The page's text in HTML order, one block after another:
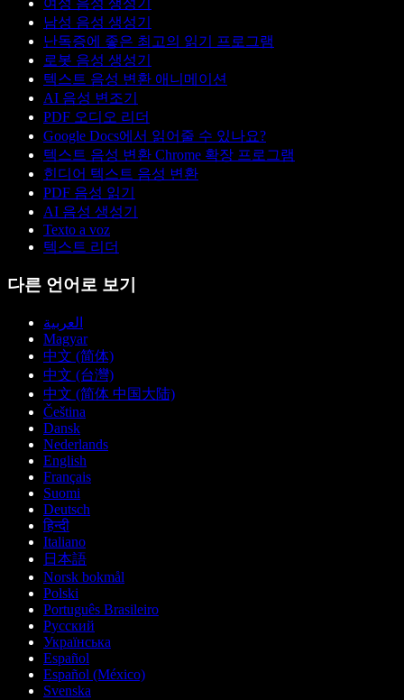
남성 음성 생성기
난독증에 좋은 최고의 읽기 프로그램
로봇 음성 생성기
텍스트 음성 변환 애니메이션
AI 음성 변조기
PDF 오디오 리더
Google Docs에서 읽어줄 수 있나요?
텍스트 음성 변환 Chrome 확장 프로그램
힌디어 텍스트 음성 변환
PDF 음성 읽기
AI 음성 생성기
Texto a voz
텍스트 리더
다른 언어로 보기
العربية
Magyar
中文 (简体)
中文 (台灣)
中文 (简体 中国大陆)
Čeština
Dansk
Nederlands
English
Français
Suomi
Deutsch
हिन्दी
Italiano
日本語
Norsk bokmål
Polski
Português Brasileiro
Русский
Українська
Español
Español (México)
Svenska